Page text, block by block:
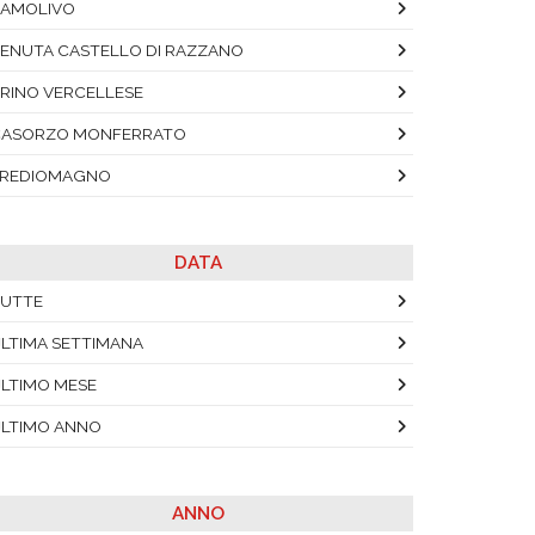
CASTELLO DI RAZZANO
VERCELLESE
MONFERRATO
DATA
SETTIMANA
MESE
ANNO
ANNO